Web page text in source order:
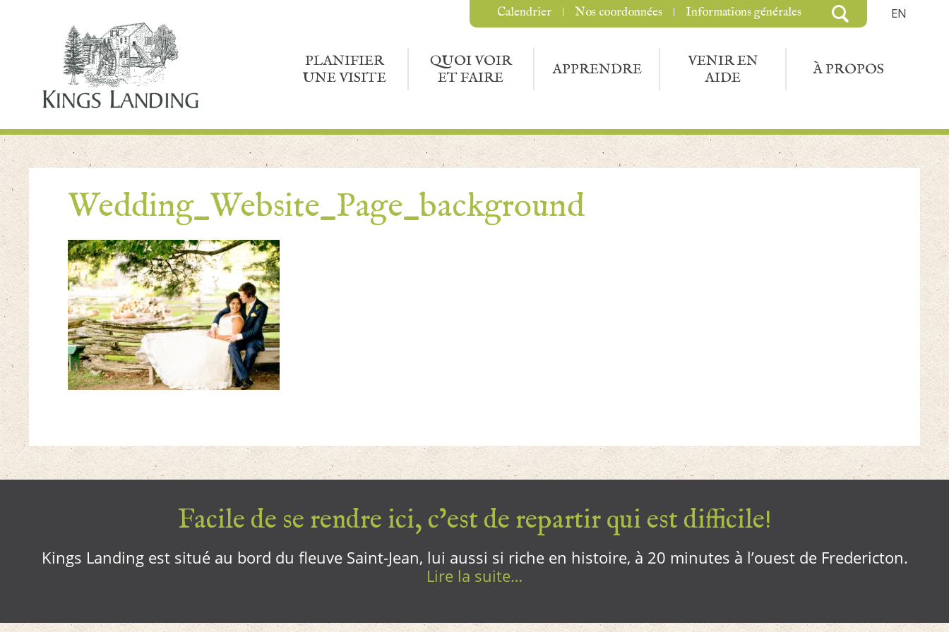
EN
PLANIFIER
UNE VISITE
QUOI VOIR
ET FAIRE
APPRENDRE
VENIR EN
AIDE
À PROPOS
Calendrier Nos coordonnées Informations générales
Wedding_Website_Page_background
Facile de se rendre ici, c’est de repartir qui est difficile!
Kings Landing est situé au bord du fleuve Saint-Jean, lui aussi si riche en histoire, à 20 minutes à l’ouest de Fredericton.
Lire la suite…